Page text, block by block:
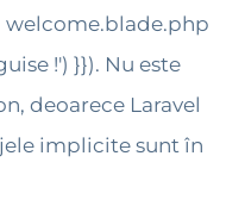
!') }}). Nu este
deoarece Laravel
implicite sunt în